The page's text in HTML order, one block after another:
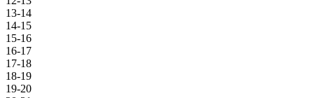
13-14
14-15
15-16
16-17
17-18
18-19
19-20